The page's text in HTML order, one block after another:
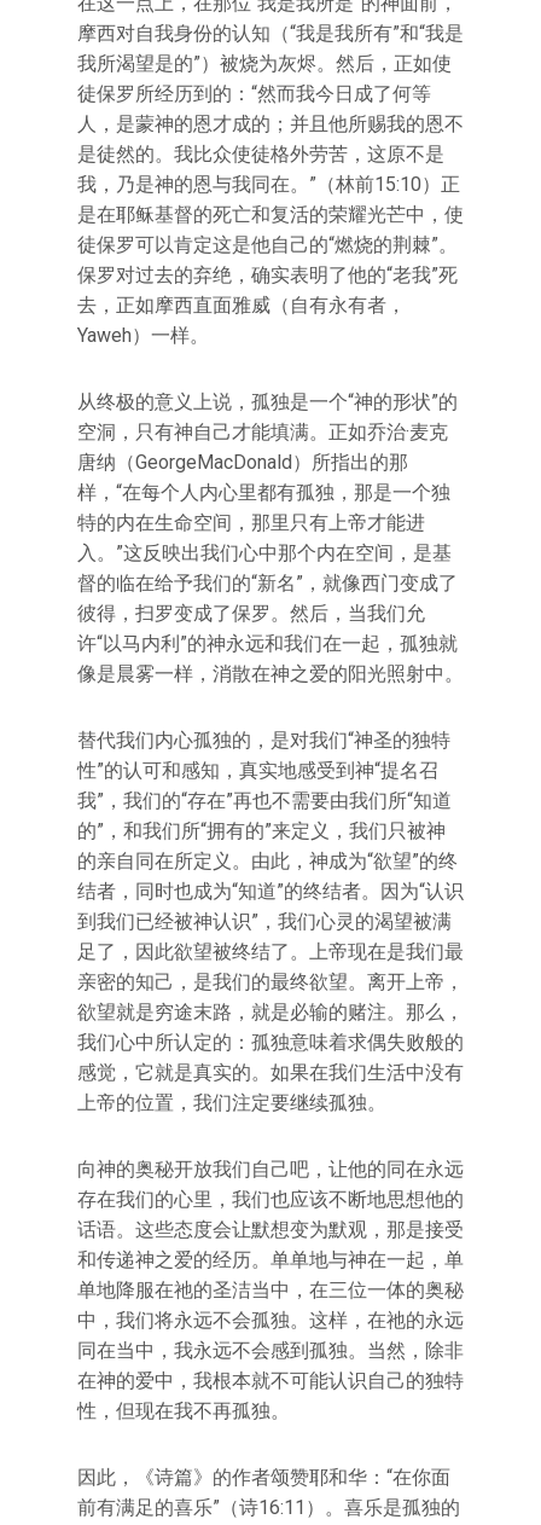
摩西对自我身份的认知（“我是我所有”和“我是
我所渴望是的”）被烧为灰烬。然后，正如使
徒保罗所经历到的：“然而我今日成了何等
人，是蒙神的恩才成的；并且他所赐我的恩不
是徒然的。我比众使徒格外劳苦，这原不是
我，乃是神的恩与我同在。”（林前15:10）正
是在耶稣基督的死亡和复活的荣耀光芒中，使
徒保罗可以肯定这是他自己的“燃烧的荆棘”。
保罗对过去的弃绝，确实表明了他的“老我”死
去，正如摩西直面雅威（自有永有者，
Yaweh）一样。
从终极的意义上说，孤独是一个“神的形状”的
空洞，只有神自己才能填满。正如乔治·麦克
唐纳（GeorgeMacDonald）所指出的那
样，“在每个人内心里都有孤独，那是一个独
特的内在生命空间，那里只有上帝才能进
入。”这反映出我们心中那个内在空间，是基
督的临在给予我们的“新名”，就像西门变成了
彼得，扫罗变成了保罗。然后，当我们允
许“以马内利”的神永远和我们在一起，孤独就
像是晨雾一样，消散在神之爱的阳光照射中。
替代我们内心孤独的，是对我们“神圣的独特
性”的认可和感知，真实地感受到神“提名召
我”，我们的“存在”再也不需要由我们所“知道
的”，和我们所“拥有的”来定义，我们只被神
的亲自同在所定义。由此，神成为“欲望”的终
结者，同时也成为“知道”的终结者。因为“认识
到我们已经被神认识”，我们心灵的渴望被满
足了，因此欲望被终结了。上帝现在是我们最
亲密的知己，是我们的最终欲望。离开上帝，
欲望就是穷途末路，就是必输的赌注。那么，
我们心中所认定的：孤独意味着求偶失败般的
感觉，它就是真实的。如果在我们生活中没有
上帝的位置，我们注定要继续孤独。
向神的奥秘开放我们自己吧，让他的同在永远
存在我们的心里，我们也应该不断地思想他的
话语。这些态度会让默想变为默观，那是接受
和传递神之爱的经历。单单地与神在一起，单
单地降服在祂的圣洁当中，在三位一体的奥秘
中，我们将永远不会孤独。这样，在祂的永远
同在当中，我永远不会感到孤独。当然，除非
在神的爱中，我根本就不可能认识自己的独特
性，但现在我不再孤独。
因此，《诗篇》的作者颂赞耶和华：“在你面
前有满足的喜乐”（诗16:11）。喜乐是孤独的